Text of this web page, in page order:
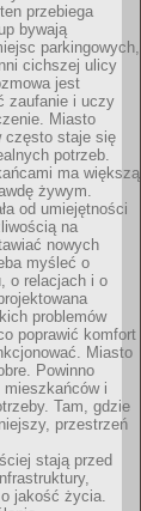
przebiega
bywają
parkingowych,
cichszej ulicy
jest
zaufanie i uczy
Miasto
często staje się
potrzeb.
ma większą
żywym.
od umiejętności
na
nowych
myśleć o
o relacjach i o
problemów
poprawić komfort
Miasto
Powinno
mieszkańców i
Tam, gdzie
przestrzeń
stają przed
jakość życia.